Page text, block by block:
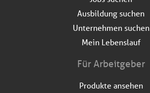
Ausbildung suchen
Unternehmen suchen
Mein Lebenslauf
Für Arbeitgeber
Produkte ansehen